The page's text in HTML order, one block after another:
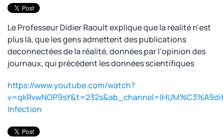
Le Professeur Didier Raoult explique que la réalité n'est
plus là, que les gens admettent des publications
deconnectées de la réalité, données par l'opinion des
journaux, qui précèdent les données scientifiques
https://www.youtube.com/watch?
Infection